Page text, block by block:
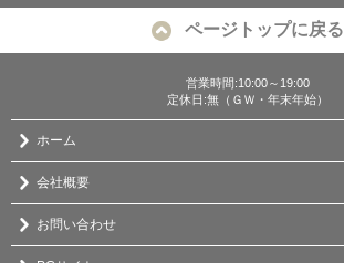
ページトップに戻る
営業時間:10:00～19:00
定休日:無（ＧＷ・年末年始）
ホーム
会社概要
お問い合わせ